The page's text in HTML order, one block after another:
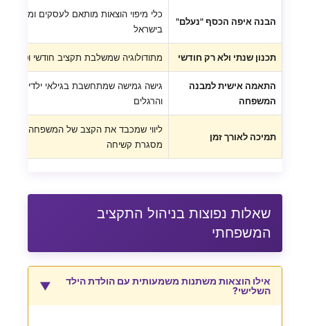
הבנה איפה הכסף "נעלם"
כלי מיפוי הוצאות מותאם לעסקים ומשקי
בישראל
תכנון שנתי ולא רק חודשי מתודולוגיה שמשלבת תקציב חודשי וטווח
התאמה אישית למבנה
המשפחה
גישה גמישה שמתחשבת בגילאי ילדים,
והרגלים
תמיכה לאורך זמן
ליווי שמכבד את הקצב של המשפחה ולא
מסגרת קשיחה
שאלות נפוצות בניהול התקציב
המשפחתי
אילו הוצאות משתנות משמעותית עם הולדת הילד
השלישי?
▼